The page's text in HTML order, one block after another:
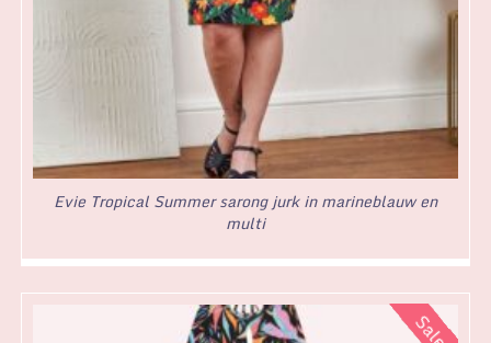
Evie Tropical Summer sarong jurk in marineblauw en
multi